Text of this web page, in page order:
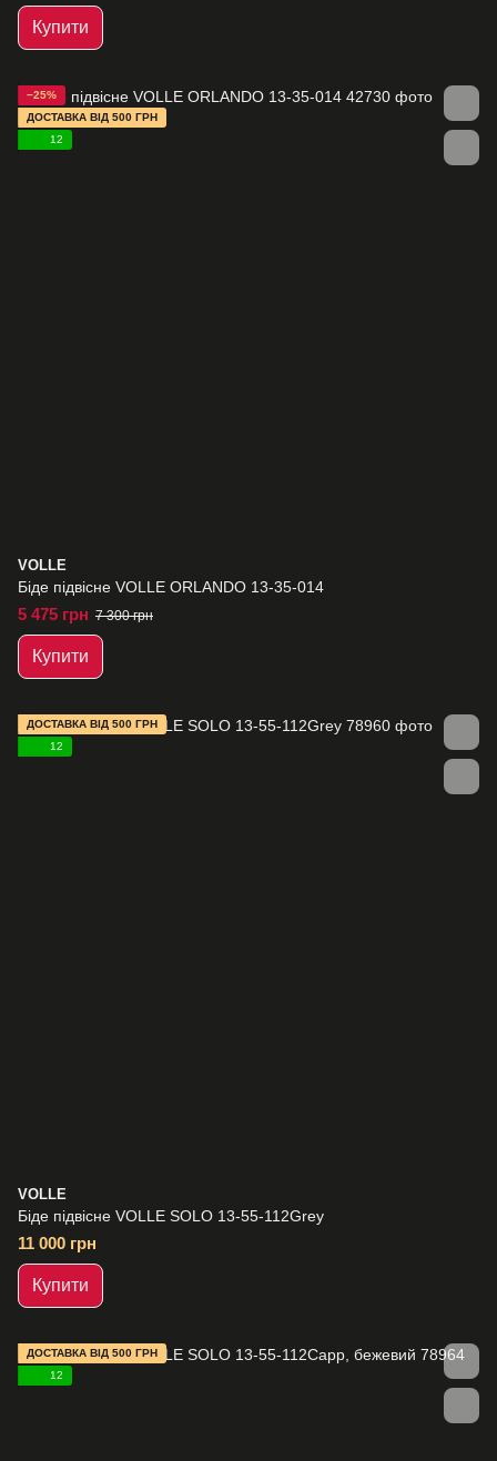
Купити
−25%
ДОСТАВКА ВІД 500 ГРН
12
VOLLE
Біде підвісне VOLLE ORLANDO 13-35-014
5 475 грн 7 300 грн
Купити
ДОСТАВКА ВІД 500 ГРН
12
VOLLE
Біде підвісне VOLLE SOLO 13-55-112Grey
11 000 грн
Купити
ДОСТАВКА ВІД 500 ГРН
12